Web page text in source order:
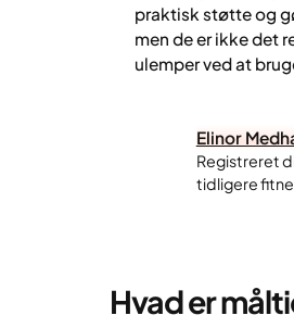
praktisk støtte og
men de er ikke det
ulemper ved at
Elinor
Registreret
tidligere
Hvad er